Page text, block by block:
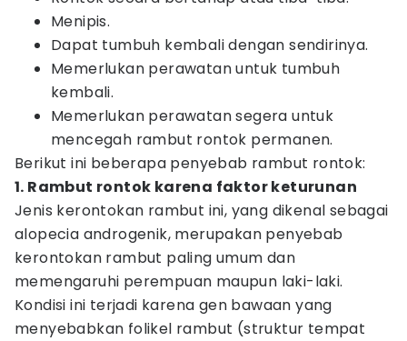
Menipis.
Dapat tumbuh kembali dengan sendirinya.
Memerlukan perawatan untuk tumbuh
kembali.
Memerlukan perawatan segera untuk
mencegah rambut rontok permanen.
Berikut ini beberapa penyebab rambut rontok:
1. Rambut rontok karena faktor keturunan
Jenis kerontokan rambut ini, yang dikenal sebagai
alopecia androgenik, merupakan penyebab
kerontokan rambut paling umum dan
memengaruhi perempuan maupun laki-laki.
Kondisi ini terjadi karena gen bawaan yang
menyebabkan folikel rambut (struktur tempat